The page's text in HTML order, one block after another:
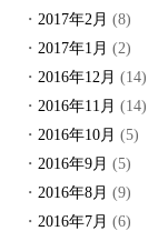
2017年2月 (8)
2017年1月 (2)
2016年12月 (14)
2016年11月 (14)
2016年10月 (5)
2016年9月 (5)
2016年8月 (9)
2016年7月 (6)